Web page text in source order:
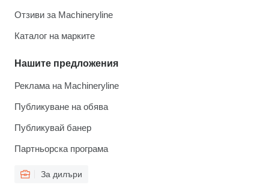
Отзиви за Machineryline
Каталог на марките
Нашите предложения
Реклама на Machineryline
Публикуване на обява
Публикувай банер
Партньорска програма
За дилъри